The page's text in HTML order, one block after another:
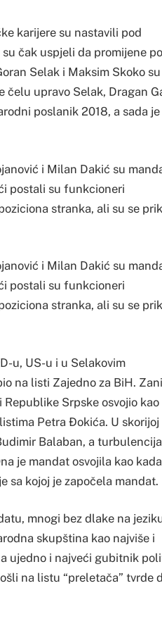
karijere su nastavili pod
čak uspjeli da promijene
Selak i Maksim Skoko
čelu upravo Selak, Dragan
poslanik 2018, a sada je
i Milan Dakić su
postali su funkcioneri
stranka, ali su se
i Milan Dakić su
postali su funkcioneri
stranka, ali su se
u, US-u i u Selakovim
na listi Zajedno za BiH.
Srpske osvojio
Petra Đokića. U skorijoj
Balaban, a
je mandat osvojila kao
sa kojoj je započela mandat.
mnogi bez dlake na
skupština kao najviše i
ujedno i najveći gubitnik
na listu “preletača” tvrde